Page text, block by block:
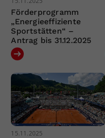
Förderprogramm
„Energieeffiziente
Sportstätten“ –
Antrag bis 31.12.2025
15.11.2025